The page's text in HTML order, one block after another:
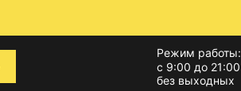
Режим работы:
с 9:00 до 21:00
без выходных